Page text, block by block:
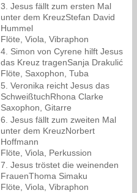
3. Jesus fällt zum ersten Mal
unter dem KreuzStefan David
Hummel
Flöte, Viola, Vibraphon
4. Simon von Cyrene hilft Jesus
das Kreuz tragenSanja Drakulić
Flöte, Saxophon, Tuba
5. Veronika reicht Jesus das
SchweißtuchRhona Clarke
Saxophon, Gitarre
6. Jesus fällt zum zweiten Mal
unter dem KreuzNorbert
Hoffmann
Flöte, Viola, Perkussion
7. Jesus tröstet die weinenden
FrauenThoma Simaku
Flöte, Viola, Vibraphon